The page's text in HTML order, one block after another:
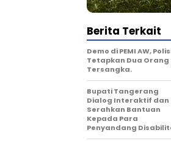
Berita Terkait
Demo di PEMI AW,
Tetapkan Dua Orang
Tersangka.
Bupati Tangerang
Dialog Interaktif dan
Serahkan Bantuan
Kepada Para
Penyandang